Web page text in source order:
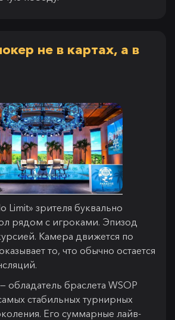
не в картах, а в
Limit» зрителя буквально
рядом с игроками. Эпизод
Камера движется по
то, что обычно остается
браслета WSOP
стабильных турнирных
Его суммарные лайв-